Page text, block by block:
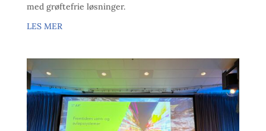
med grøftefrie løsninger.
LES MER